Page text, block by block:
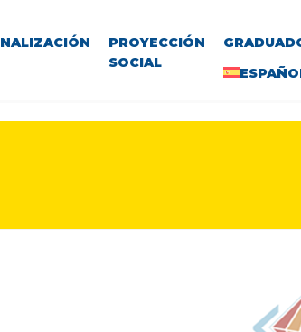
PROYECCIÓN
SOCIAL